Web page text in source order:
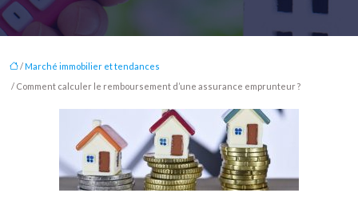
/Marché immobilier et tendances
/ Comment calculer le remboursement d’une assurance emprunteur ?